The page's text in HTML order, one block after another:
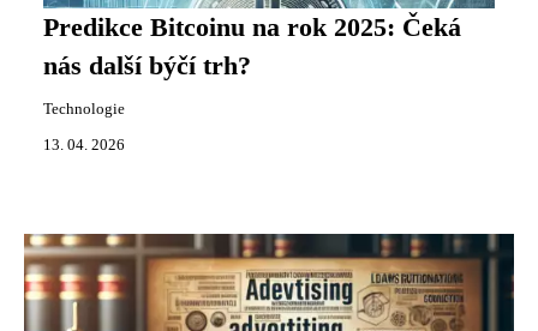
Predikce Bitcoinu na rok 2025: Čeká
nás další býčí trh?
Technologie
13. 04. 2026